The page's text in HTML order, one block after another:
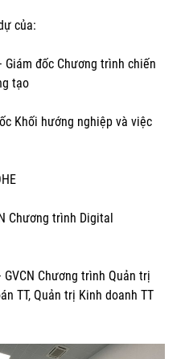
của:
Giám đốc Chương trình chiến
tạo
Khối hướng nghiệp và việc
Chương trình Digital
Chương trình Quản trị
TT, Quản trị Kinh doanh TT